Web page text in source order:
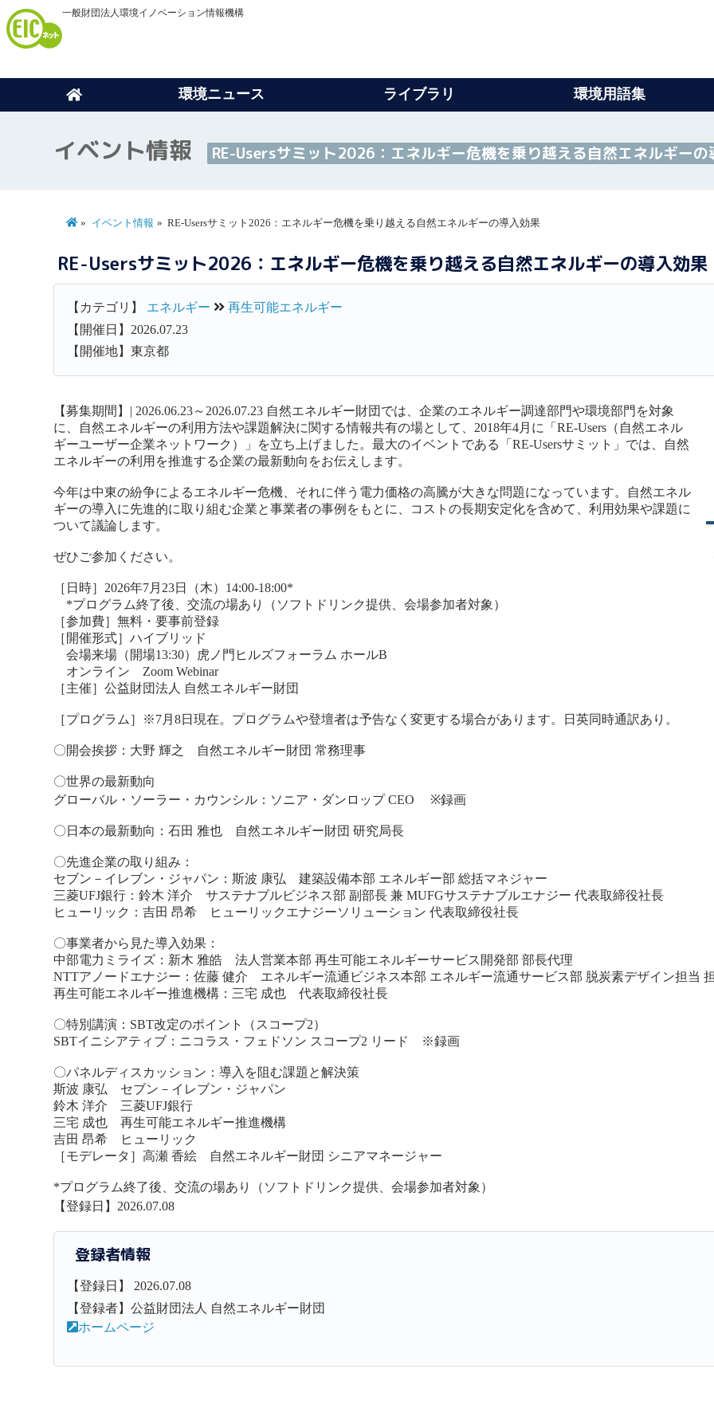
一般財団法人環境イノベーション情報機構
環境ニュース ライブラリ 環境用語集
イベント情報 RE-Usersサミット2026：エネルギー危機を乗り越える自然エネルギーの
イベント情報 RE-Usersサミット2026：エネルギー危機を乗り越える自然エネルギーの導入効果
RE-Usersサミット2026：エネルギー危機を乗り越える自然エネルギーの導入効果
【カテゴリ】 エネルギー
再生可能エネルギー
【開催日】2026.07.23
【開催地】東京都
【募集期間】| 2026.06.23～2026.07.23 自然エネルギー財団では、企業のエネルギー調達部門や環境部門を対象
に、自然エネルギーの利用方法や課題解決に関する情報共有の場として、2018年4月に「RE-Users（自然エネル
ギーユーザー企業ネットワーク）」を立ち上げました。最大のイベントである「RE-Usersサミット」では、自然
エネルギーの利用を推進する企業の最新動向をお伝えします。
今年は中東の紛争によるエネルギー危機、それに伴う電力価格の高騰が大きな問題になっています。自然エネル
ギーの導入に先進的に取り組む企業と事業者の事例をもとに、コストの長期安定化を含めて、利用効果や課題に
ついて議論します。
ぜひご参加ください。
［日時］2026年7月23日（木）14:00-18:00*
*プログラム終了後、交流の場あり（ソフトドリンク提供、会場参加者対象）
［参加費］無料・要事前登録
［開催形式］ハイブリッド
会場来場（開場13:30）虎ノ門ヒルズフォーラム ホールB
オンライン Zoom Webinar
［主催］公益財団法人 自然エネルギー財団
［プログラム］※7月8日現在。プログラムや登壇者は予告なく変更する場合があります。日英同時通訳あり。
〇開会挨拶：大野 輝之 自然エネルギー財団 常務理事
〇世界の最新動向
グローバル・ソーラー・カウンシル：ソニア・ダンロップ CEO ※録画
〇日本の最新動向：石田 雅也 自然エネルギー財団 研究局長
〇先進企業の取り組み：
セブン－イレブン・ジャパン：斯波 康弘 建築設備本部 エネルギー部 総括マネジャー
三菱UFJ銀行：鈴木 洋介 サステナブルビジネス部 副部長 兼 MUFGサステナブルエナジー 代表取締役社長
ヒューリック：吉田 昂希 ヒューリックエナジーソリューション 代表取締役社長
〇事業者から見た導入効果：
中部電力ミライズ：新木 雅皓 法人営業本部 再生可能エネルギーサービス開発部 部長代理
NTTアノードエナジー：佐藤 健介 エネルギー流通ビジネス本部 エネルギー流通サービス部 脱炭素デザイン担当
再生可能エネルギー推進機構：三宅 成也 代表取締役社長
〇特別講演：SBT改定のポイント（スコープ2）
SBTイニシアティブ：ニコラス・フェドソン スコープ2 リード ※録画
〇パネルディスカッション：導入を阻む課題と解決策
斯波 康弘 セブン－イレブン・ジャパン
鈴木 洋介 三菱UFJ銀行
三宅 成也 再生可能エネルギー推進機構
吉田 昂希 ヒューリック
［モデレータ］高瀬 香絵 自然エネルギー財団 シニアマネージャー
*プログラム終了後、交流の場あり（ソフトドリンク提供、会場参加者対象）
【登録日】2026.07.08
登録者情報
【登録日】 2026.07.08
【登録者】公益財団法人 自然エネルギー財団
ホームページ